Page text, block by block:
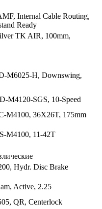
Internal Cable Routing,
Ready
TK AIR, 100mm,
M6025-H, Downswing,
M4120-SGS, 10-Speed
M4100, 36X26T, 175mm
M4100, 11-42T
Hydr. Disc Brake
Active, 2.25
QR, Centerlock